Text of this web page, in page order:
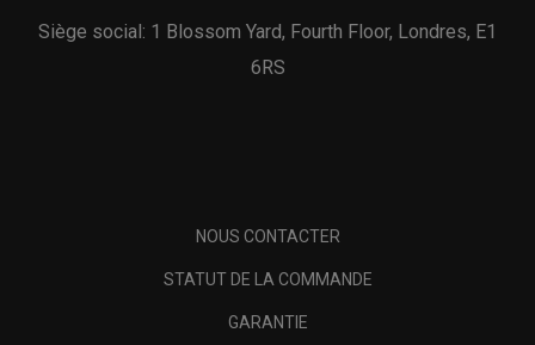
Siège social: 1 Blossom Yard, Fourth Floor, Londres, E1
6RS
NOUS CONTACTER
STATUT DE LA COMMANDE
GARANTIE